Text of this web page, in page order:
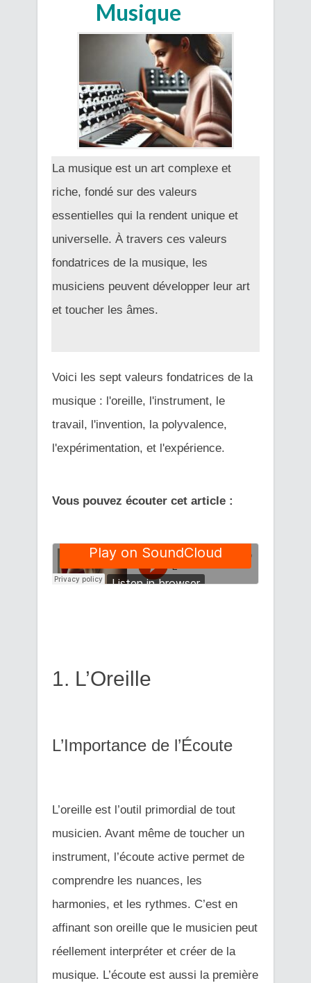
Musique
La musique est un art complexe et
riche, fondé sur des valeurs
essentielles qui la rendent unique et
universelle. À travers ces valeurs
fondatrices de la musique, les
musiciens peuvent développer leur art
et toucher les âmes.
Voici les sept valeurs fondatrices de la
musique : l'oreille, l'instrument, le
travail, l'invention, la polyvalence,
l'expérimentation, et l'expérience.
Vous pouvez écouter cet article :
1. L’Oreille
L’Importance de l’Écoute
L’oreille est l’outil primordial de tout
musicien. Avant même de toucher un
instrument, l’écoute active permet de
comprendre les nuances, les
harmonies, et les rythmes. C’est en
affinant son oreille que le musicien peut
réellement interpréter et créer de la
musique. L’écoute est aussi la première